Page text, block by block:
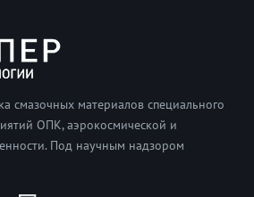
смазочных материалов специального
ОПК, аэрокосмической и
Под научным надзором